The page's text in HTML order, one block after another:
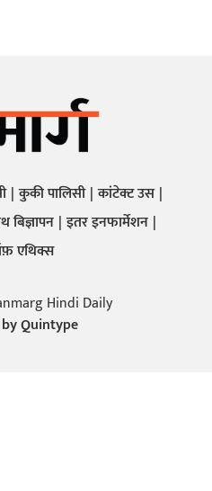
कुकी पालिसी कांटेक्ट उस
बिज्ञापन इतर इनफार्मेशन
एथिक्स
Hindi Daily
Quintype